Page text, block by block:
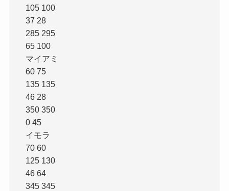
105 100
37 28
285 295
65 100
マイアミ
60 75
135 135
46 28
350 350
0 45
イモラ
70 60
125 130
46 64
345 345